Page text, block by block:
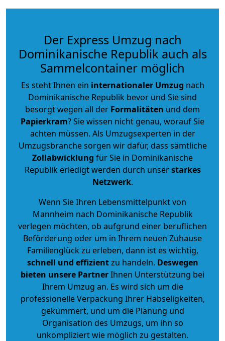
Der Express Umzug nach
Dominikanische Republik auch als
Sammelcontainer möglich
Es steht Ihnen ein internationaler Umzug nach
Dominikanische Republik bevor und Sie sind
besorgt wegen all der Formalitäten und dem
Papierkram? Sie wissen nicht genau, worauf Sie
achten müssen. Als Umzugsexperten in der
Umzugsbranche sorgen wir dafür, dass sämtliche
Zollabwicklung für Sie in Dominikanische
Republik erledigt werden durch unserstarkes
Netzwerk.
Wenn Sie Ihren Lebensmittelpunkt von
Mannheim nach Dominikanische Republik
verlegen möchten, ob aufgrund einer beruflichen
Beförderung oder um in Ihrem neuen Zuhause
Familienglück zu erleben, dann ist es wichtig,
schnell und effizientzu handeln. Deswegen
bieten unsere PartnerIhnen Unterstützung bei
Ihrem Umzug an. Es wird sich um die
professionelle Verpackung Ihrer Habseligkeiten,
gekümmert, und um die Planung und
Organisation des Umzugs, um ihn so
unkompliziert wie möglich zu gestalten.